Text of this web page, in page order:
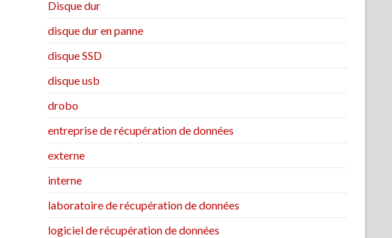
Disque dur
disque dur en panne
disque SSD
disque usb
drobo
entreprise de récupération de données
externe
interne
laboratoire de récupération de données
logiciel de récupération de données